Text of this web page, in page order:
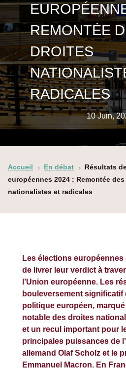
REMONTÉE
DROITES
RADICALES
10 Juin,
Accueil 5 En débat 5
Résultats
européennes 2024 : Remontée
nationalistes et radicales
Les élections européennes
de livrer leur verdict à
l’Union européenne. Les
bouleversement significatif
politique européen,
notable des droites
et un recul important pour
principales puissances de
allemand Olaf Scholz et le
Emmanuel Macron. En